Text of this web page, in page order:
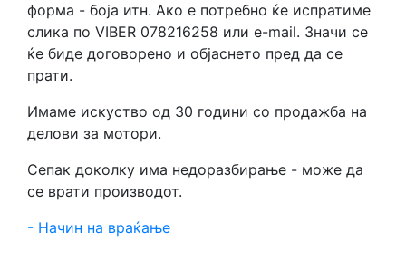
ГУМИ
Рачки навлаки
Тегчиња антивибрација
Куфери - Багаж
Катанци и сајли
форма - боја итн. Ако е потребно ќе испратиме
слика по VIBER 078216258 или e-mail. Значи се
ќе биде договорено и објаснето пред да се
прати.
Имаме искуство од 30 години со продажба на
делови за мотори.
Сепак доколку има недоразбирање - може да
се врати производот.
- Начин на враќање